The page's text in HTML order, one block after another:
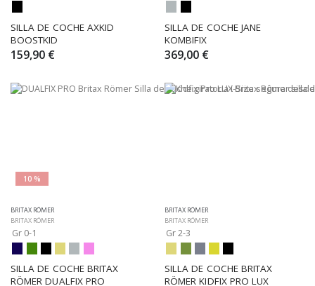
SILLA DE COCHE AXKID
BOOSTKID
159,90 €
SILLA DE COCHE JANE
KOMBIFIX
369,00 €
10 %
BRITAX RÖMER
BRITAX RÖMER
Gr 0-1
SILLA DE COCHE BRITAX
RÖMER DUALFIX PRO
BRITAX RÖMER
BRITAX RÖMER
Gr 2-3
SILLA DE COCHE BRITAX
RÖMER KIDFIX PRO LUX